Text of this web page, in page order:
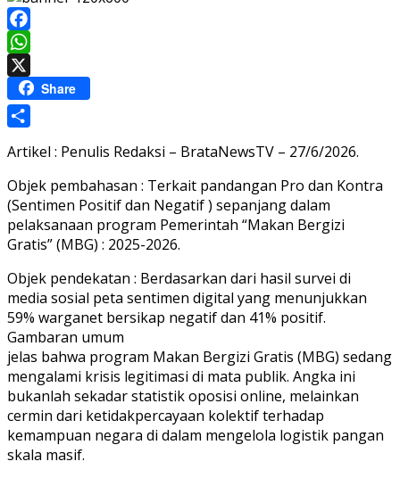
Facebook
WhatsApp
Share
Artikel : Penulis Redaksi – BrataNewsTV – 27/6/2026.
Objek pembahasan : Terkait pandangan Pro dan Kontra
(Sentimen Positif dan Negatif ) sepanjang dalam
pelaksanaan program Pemerintah “Makan Bergizi
Gratis” (MBG) : 2025-2026.
Objek pendekatan : Berdasarkan dari hasil survei di
media sosial peta sentimen digital yang menunjukkan
59% warganet bersikap negatif dan 41% positif.
Gambaran umum
jelas bahwa program Makan Bergizi Gratis (MBG) sedang
mengalami krisis legitimasi di mata publik. Angka ini
bukanlah sekadar statistik oposisi online, melainkan
cermin dari ketidakpercayaan kolektif terhadap
kemampuan negara di dalam mengelola logistik pangan
skala masif.